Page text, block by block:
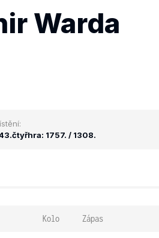
Warda
čtyřhra: 1757. / 1308.
Kolo Zápas